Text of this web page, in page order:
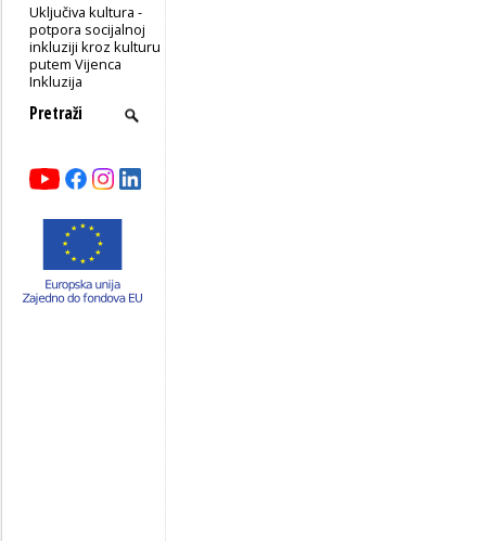
Uključiva kultura -
potpora socijalnoj
inkluziji kroz kulturu
putem Vijenca
Inkluzija